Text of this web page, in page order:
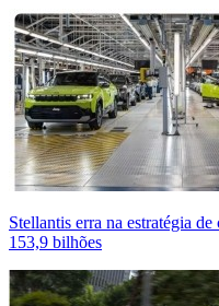
Stellantis erra na estratégia
153,9 bilhões